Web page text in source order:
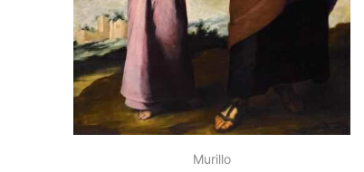
Murillo